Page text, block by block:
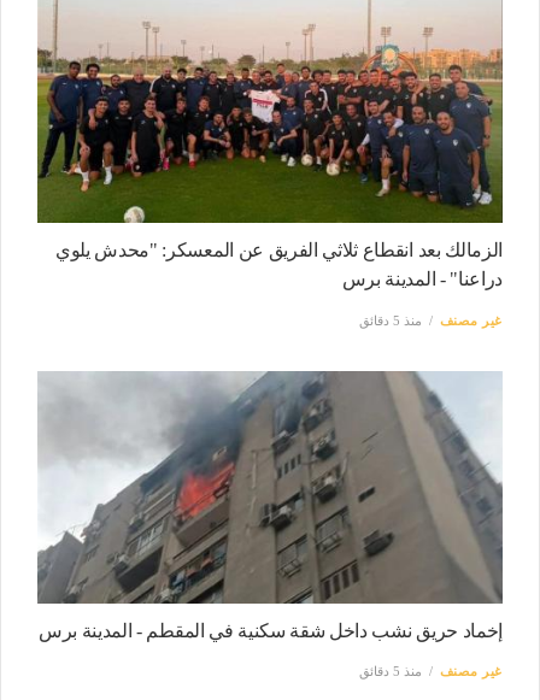
الزمالك بعد انقطاع ثلاثي الفريق عن المعسكر: "محدش يلوي
دراعنا" - المدينة برس
غير مصنف منذ 5 دقائق
إخماد حريق نشب داخل شقة سكنية في المقطم - المدينة برس
غير مصنف منذ 5 دقائق